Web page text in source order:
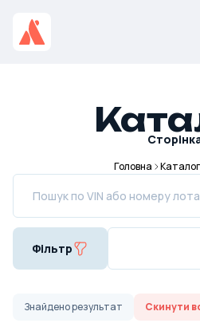
Головна Каталог
Фільтр
Знайденорезультат Скинути